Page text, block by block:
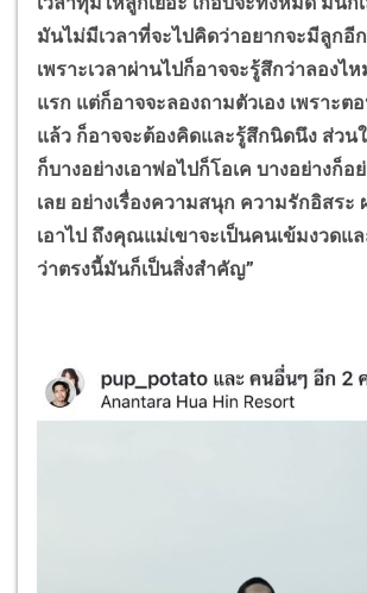
มันไม่มีเวลาที่จะไปคิดว่าอยากจะมีลูกอี
เพราะเวลาผ่านไปก็อาจจะรู้สึกว่าลองไ
แรก แต่ก็อาจจะลองถามตัวเอง เพราะต
แล้ว ก็อาจจะต้องคิดและรู้สึกนิดนึง ส่ว
ก็บางอย่างเอาพ่อไปก็โอเค บางอย่างก็อ
เลย อย่างเรื่องความสนุก ความรักอิสระ
เอาไป ถึงคุณแม่เขาจะเป็นคนเข้มงวดแ
ว่าตรงนี้มันก็เป็นสิ่งสำคัญ”